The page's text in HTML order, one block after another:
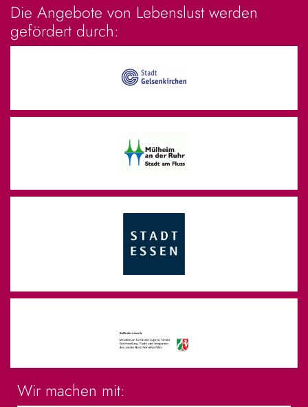
Die Angebote von Lebenslust werden
gefördert durch:
Wir machen mit: